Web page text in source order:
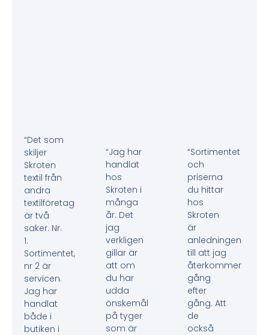
“Det som
skiljer
Skroten
textil från
andra
textilföretag
är två
saker. Nr.
1.
Sortimentet,
nr 2 är
servicen.
Jag har
handlat
både i
butiken i
“Jag har
handlat
hos
Skroten i
många
år. Det
jag
verkligen
gillar är
att om
du har
udda
önskemål
på tyger
som är
“Sortimentet
och
priserna
du hittar
hos
Skroten
är
anledningen
till att jag
återkommer
gång
efter
gång. Att
de
också